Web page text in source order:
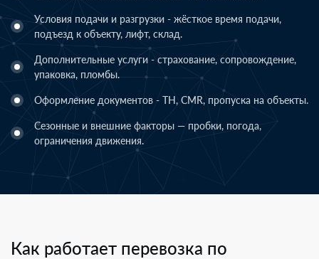
Условия подачи и разгрузки - жёсткое время подачи,
подъезд к объекту, лифт, склад.
Дополнительные услуги - страхование, сопровождение,
упаковка, пломбы.
Оформление документов - ТН, CMR, пропуска на объекты.
Сезонные и внешние факторы — пробки, погода,
ограничения движения.
Как работает перевозка по